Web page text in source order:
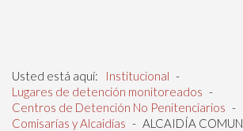
Usted está aquí: Institucional -
Lugares de detención monitoreados -
Centros de Detención No Penitenciarios -
Comisarías y Alcaidías - ALCAIDÍA